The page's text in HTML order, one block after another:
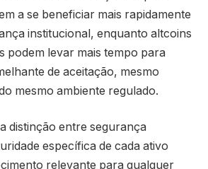
a se beneficiar mais rapidamente
institucional, enquanto altcoins
podem levar mais tempo para
de aceitação, mesmo
mesmo ambiente regulado.
distinção entre segurança
específica de cada ativo
relevante para qualquer